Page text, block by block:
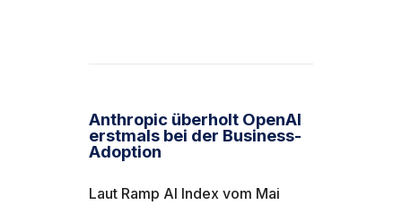
Anthropic überholt OpenAI
erstmals bei der Business-
Adoption
Laut Ramp AI Index vom Mai